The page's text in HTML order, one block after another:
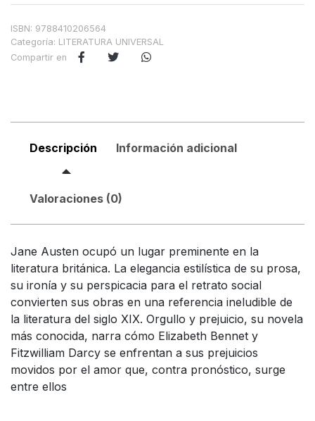
ISBN: 9788410206564
Categoría: LITERATURA UNIVERSAL
Compartir en
Descripción Información adicional
Valoraciones (0)
Jane Austen ocupó un lugar preminente en la
literatura británica. La elegancia estilística de su prosa,
su ironía y su perspicacia para el retrato social
convierten sus obras en una referencia ineludible de
la literatura del siglo XIX. Orgullo y prejuicio, su novela
más conocida, narra cómo Elizabeth Bennet y
Fitzwilliam Darcy se enfrentan a sus prejuicios
movidos por el amor que, contra pronóstico, surge
entre ellos